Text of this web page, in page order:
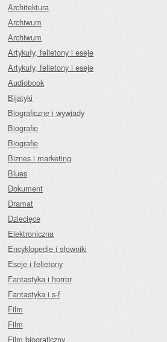
Architektura
Archiwum
Archiwum
Artykuły, felietony i eseje
Artykuły, felietony i eseje
Audiobook
Bijatyki
Biograficzne i wywiady
Biografie
Biografie
Biznes i marketing
Blues
Dokument
Dramat
Dziecięce
Elektroniczna
Encyklopedie i słowniki
Eseje i felietony
Fantastyka i horror
Fantastyka i s-f
Film
Film
Film biograficzny